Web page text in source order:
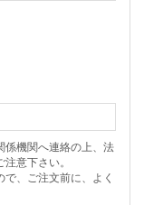
係機関へ連絡の上、法
意下さい。
、ご注文前に、よく